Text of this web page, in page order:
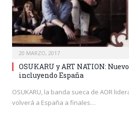
20 MARZO, 2017
OSUKARU y ART NATION:
incluyendo España
OSUKARU, la banda sueca de AOR
volverá a España a finales…